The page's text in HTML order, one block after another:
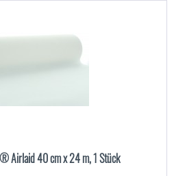
Airlaid 40 cm x 24 m, 1 Stück